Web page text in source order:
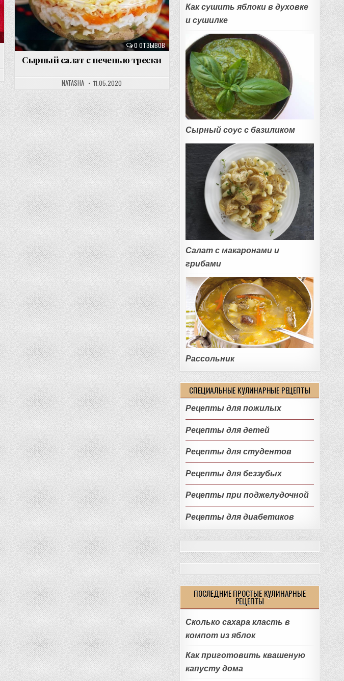
0 ОТЗЫВОВ
Сырный салат с печенью трески
NATASHA 11.05.2020
Как сушить яблоки в духовке
и сушилке
Сырный соус с базиликом
Салат с макаронами и
грибами
Рассольник
СПЕЦИАЛЬНЫЕ КУЛИНАРНЫЕ РЕЦЕПТЫ
Рецепты для пожилых
Рецепты для детей
Рецепты для студентов
Рецепты для беззубых
Рецепты при поджелудочной
Рецепты для диабетиков
ПОСЛЕДНИЕ ПРОСТЫЕ КУЛИНАРНЫЕ
РЕЦЕПТЫ
Сколько сахара класть в
компот из яблок
Как приготовить квашеную
капусту дома